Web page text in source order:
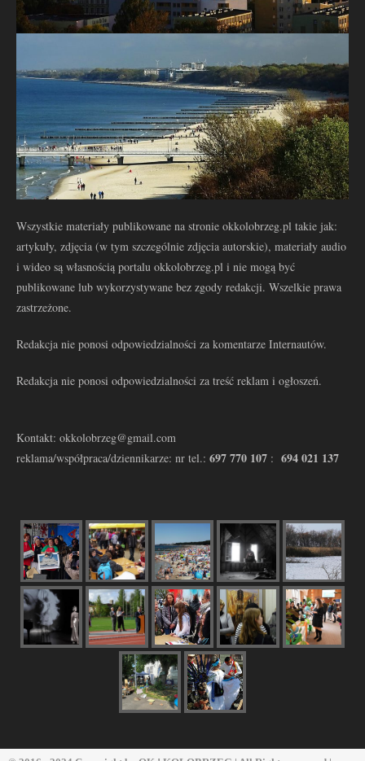
Wszystkie materiały publikowane na stronie okkolobrzeg.pl takie jak:
artykuły, zdjęcia (w tym szczególnie zdjęcia autorskie), materiały audio
i wideo są własnością portalu okkolobrzeg.pl i nie mogą być
publikowane lub wykorzystywane bez zgody redakcji. Wszelkie prawa
zastrzeżone.
Redakcja nie ponosi odpowiedzialności za komentarze Internautów.
Redakcja nie ponosi odpowiedzialności za treść reklam i ogłoszeń.
Kontakt: okkolobrzeg@gmail.com
reklama/współpraca/dziennikarze: nr tel.: 697 770 107 : 694 021 137